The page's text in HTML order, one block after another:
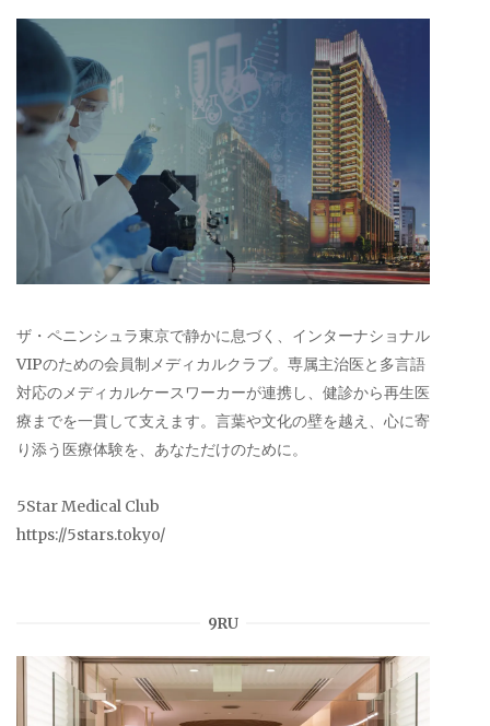
ザ・ペニンシュラ東京で静かに息づく、インターナショナル
VIPのための会員制メディカルクラブ。専属主治医と多言語
対応のメディカルケースワーカーが連携し、健診から再生医
療までを一貫して支えます。言葉や文化の壁を越え、心に寄
り添う医療体験を、あなただけのために。
5Star Medical Club
https://5stars.tokyo/
9RU